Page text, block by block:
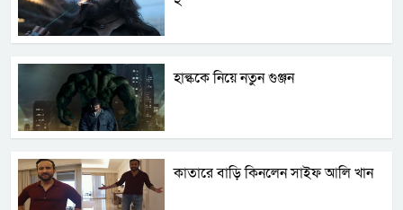
হাল্ককে নিয়ে নতুন গুঞ্জন
কাতারে বাড়ি কিনলেন সাইফ আলি খান